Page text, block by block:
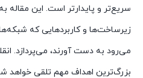
سریع‌تر و پایدارتر است. این مقاله